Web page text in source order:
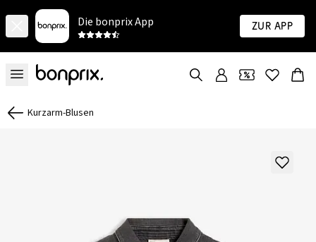
Die bonprix App Zur App
Kurzarm-Blusen